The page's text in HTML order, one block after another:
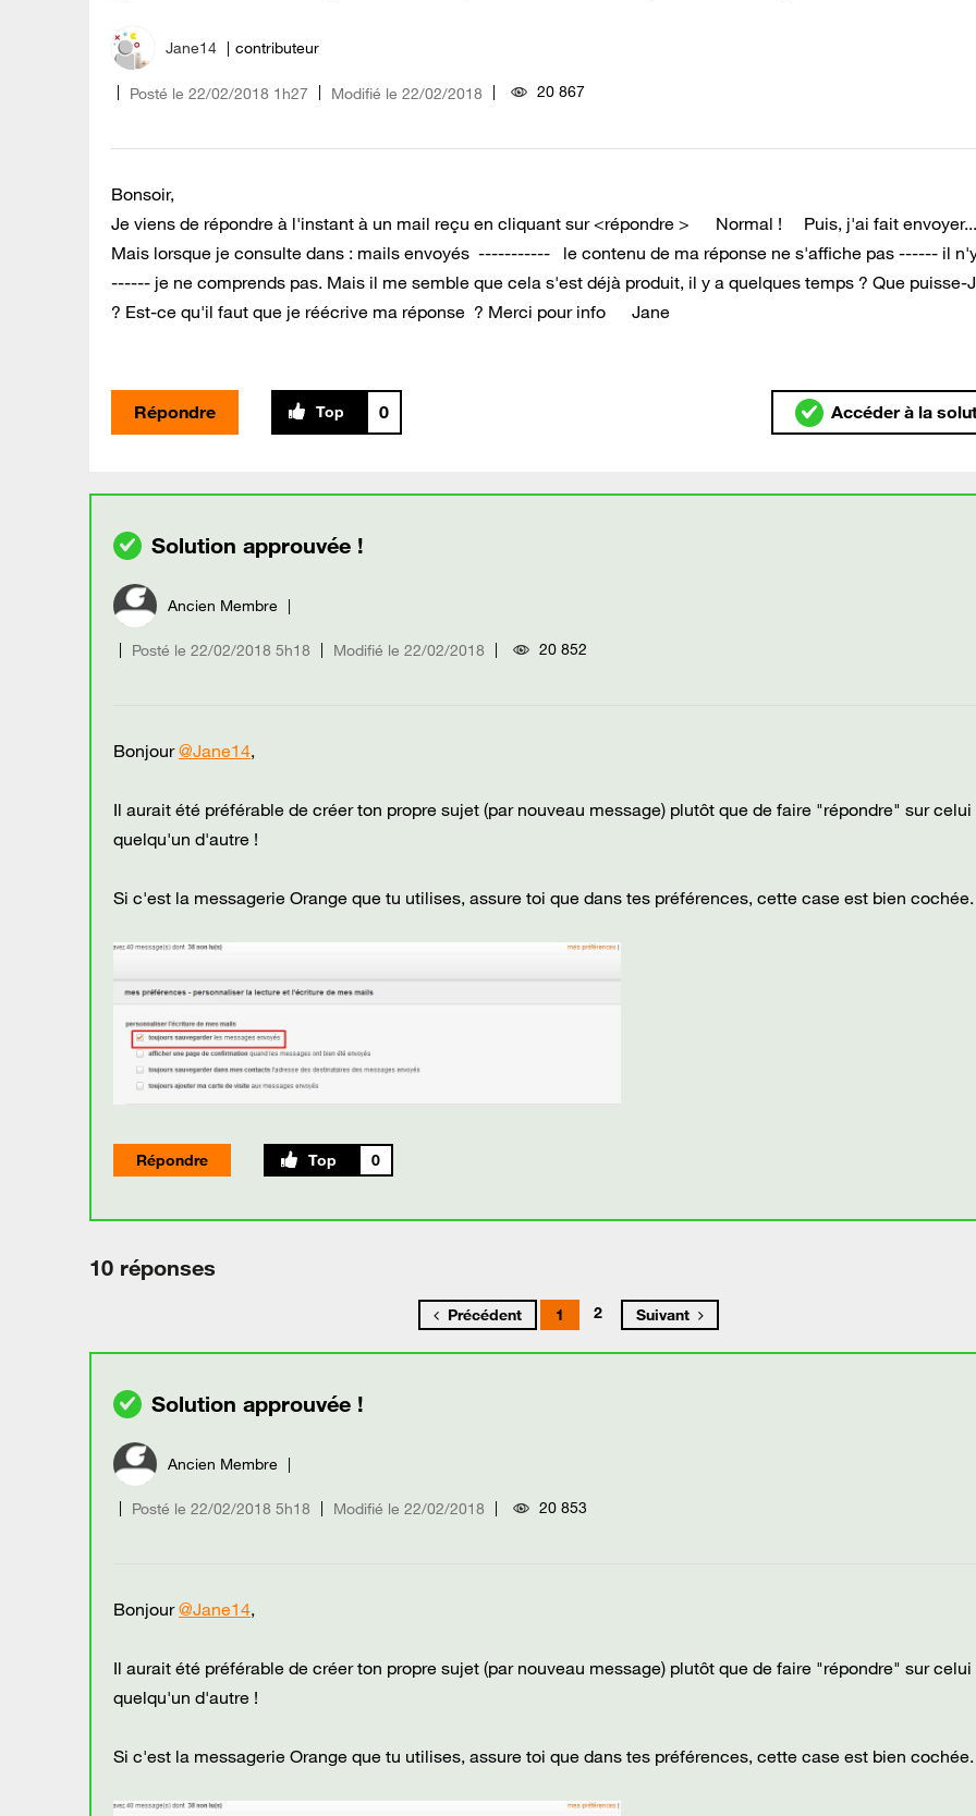
Jane14 contributeur
Posté le ‎22/02/2018 1h27 Modifié le 22/02/2018 20 867
Bonsoir,
Je viens de répondre à l'instant à un mail reçu en cliquant sur <répondre > Normal ! Puis, j'ai fait
Mais lorsque je consulte dans : mails envoyés ----------- le contenu de ma réponse ne s'affiche pas ------ il
------ je ne comprends pas. Mais il me semble que cela s'est déjà produit, il y a quelques temps ? Que puisse-
? Est-ce qu'il faut que je réécrive ma réponse ? Merci pour info Jane
Répondre 0 Accéder à la
Ancien Membre
Posté le ‎22/02/2018 5h18 Modifié le 22/02/2018 20 852
Bonjour@Jane14,
Il aurait été préférable de créer ton propre sujet (par nouveau message) plutôt que de faire "répondre" sur celui
quelqu'un d'autre !
Si c'est la messagerie Orange que tu utilises, assure toi que dans tes préférences, cette case est bien cochée.
Répondre 0
10 réponses
Précédent 1 2 Suivant
Ancien Membre
Posté le ‎22/02/2018 5h18 Modifié le 22/02/2018 20 853
Bonjour@Jane14,
Il aurait été préférable de créer ton propre sujet (par nouveau message) plutôt que de faire "répondre" sur celui
quelqu'un d'autre !
Si c'est la messagerie Orange que tu utilises, assure toi que dans tes préférences, cette case est bien cochée.